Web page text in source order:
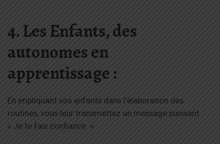
4. Les Enfants, des
autonomes en
apprentissage :
En impliquant vos enfants dans l’élaboration des
routines, vous leur transmettez un message puissant :
« Je te fais confiance. »